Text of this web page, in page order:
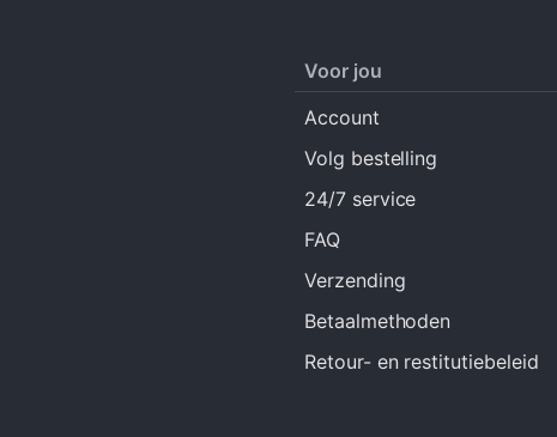
Voor jou
Account
Volg bestelling
24/7 service
FAQ
Verzending
Betaalmethoden
Retour- en restitutiebeleid